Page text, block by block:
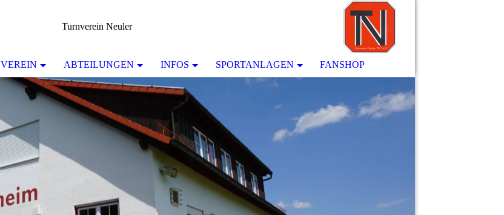
Turnverein Neuler
VEREIN ABTEILUNGEN INFOS SPORTANLAGEN FANSHOP